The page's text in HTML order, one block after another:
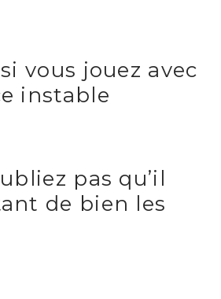
vous jouez avec
instable
pas qu’il
de bien les